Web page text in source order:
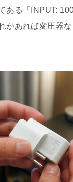
ある「INPUT:
があれば変圧器